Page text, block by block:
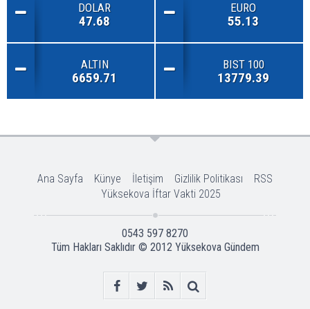
DOLAR
47.68
EURO
55.13
ALTIN
6659.71
BIST 100
13779.39
Ana Sayfa Künye İletişim Gizlilik Politikası
RSS
Yüksekova İftar Vakti 2025
0543 597 8270
Tüm Hakları Saklıdır © 2012 Yüksekova Gündem